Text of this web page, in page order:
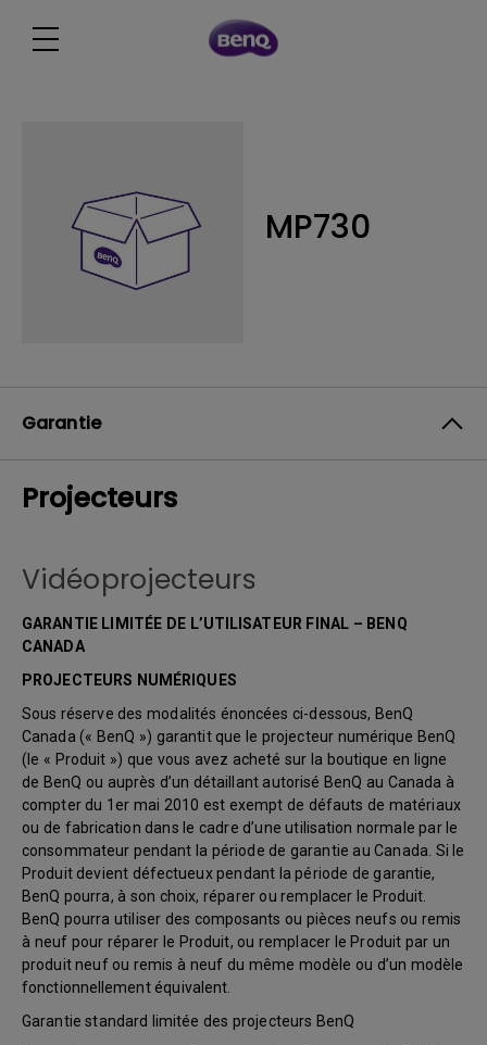
MP730
Garantie
Projecteurs
Vidéoprojecteurs
GARANTIE LIMITÉE DE L’UTILISATEUR FINAL – BENQ
CANADA
PROJECTEURS NUMÉRIQUES
Sous réserve des modalités énoncées ci-dessous, BenQ
Canada (« BenQ ») garantit que le projecteur numérique BenQ
(le « Produit ») que vous avez acheté sur la boutique en ligne
de BenQ ou auprès d’un détaillant autorisé BenQ au Canada à
compter du 1er mai 2010 est exempt de défauts de matériaux
ou de fabrication dans le cadre d’une utilisation normale par le
consommateur pendant la période de garantie au Canada. Si le
Produit devient défectueux pendant la période de garantie,
BenQ pourra, à son choix, réparer ou remplacer le Produit.
BenQ pourra utiliser des composants ou pièces neufs ou remis
à neuf pour réparer le Produit, ou remplacer le Produit par un
produit neuf ou remis à neuf du même modèle ou d’un modèle
fonctionnellement équivalent.
Garantie standard limitée des projecteurs BenQ